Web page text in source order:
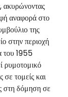
ακυρώνοντας
αναφορά στο
της
στην περιοχή
του 1955
ρυμοτομικό
σε τομείς και
στη δόμηση σε